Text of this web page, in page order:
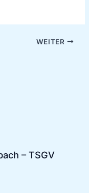
WEITER
– TSGV